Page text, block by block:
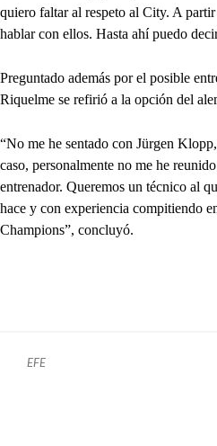
quiero faltar al respeto al City. A
hablar con ellos. Hasta ahí puedo
Preguntado además por el posible
Riquelme se refirió a la opción del
“No me he sentado con Jürgen
caso, personalmente no me he
entrenador. Queremos un técnico al
hace y con experiencia compitiendo
Champions”, concluyó.
EFE